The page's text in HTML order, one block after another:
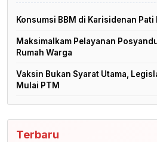
Konsumsi BBM di Karisidenan
Maksimalkam Pelayanan
Rumah Warga
Vaksin Bukan Syarat Utama,
Mulai PTM
Terbaru